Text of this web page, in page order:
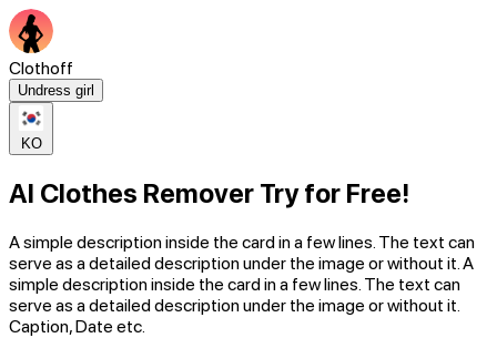
Clothoff
Undress girl
KO
AI Clothes Remover Try for Free!
A simple description inside the card in a few lines. The text can
serve as a detailed description under the image or without it. A
simple description inside the card in a few lines. The text can
serve as a detailed description under the image or without it.
Caption, Date etc.